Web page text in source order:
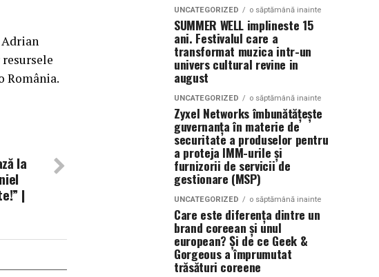
Adrian
România.
la
|
UNCATEGORIZED o săptămână inainte
SUMMER WELL implineste 15
ani. Festivalul care a
transformat muzica intr-un
univers cultural revine in
august
UNCATEGORIZED o săptămână inainte
Zyxel Networks îmbunătățește
guvernanța în materie de
securitate a produselor pentru
a proteja IMM-urile și
furnizorii de servicii de
gestionare (MSP)
UNCATEGORIZED o săptămână inainte
Care este diferența dintre un
brand coreean și unul
european? Și de ce Geek &
Gorgeous a împrumutat
trăsături coreene